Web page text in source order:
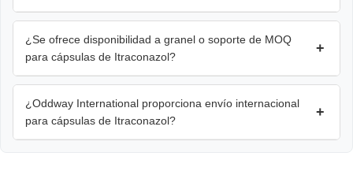
¿Se ofrece disponibilidad a granel o soporte de MOQ
para cápsulas de Itraconazol?
+
¿Oddway International proporciona envío internacional
para cápsulas de Itraconazol?
+